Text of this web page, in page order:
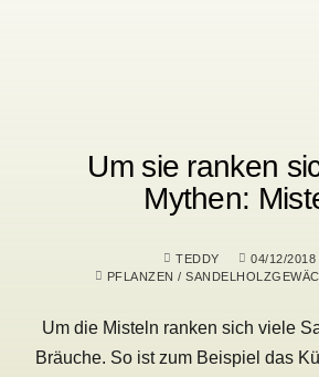
Um sie ranken
Mythen:
TEDDY
04/12/2018
PFLANZEN /
Um die Misteln ranken sich viele
Bräuche. So ist zum Beispiel das